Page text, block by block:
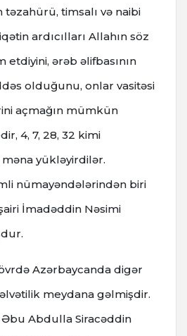
təzahürü, timsalı və naibi
ardıcılları Allahın söz
etdiyini, ərəb əlifbasının
olduğunu, onlar vasitəsi
açmağın mümkün
4, 7, 28, 32 kimi
yükləyirdilər.
nümayəndələrindən biri
İmadəddin Nəsimi
Azərbaycanda digər
meydana gəlmişdir.
Əbu Abdulla Siracəddin